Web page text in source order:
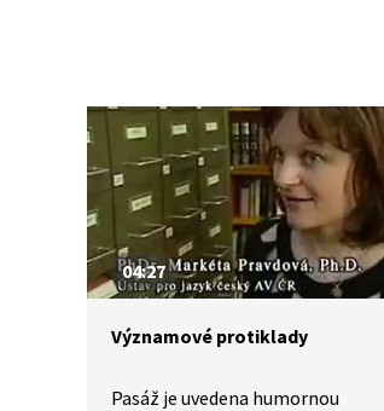
04:27
Významové protiklady
Pasáž je uvedena humornou